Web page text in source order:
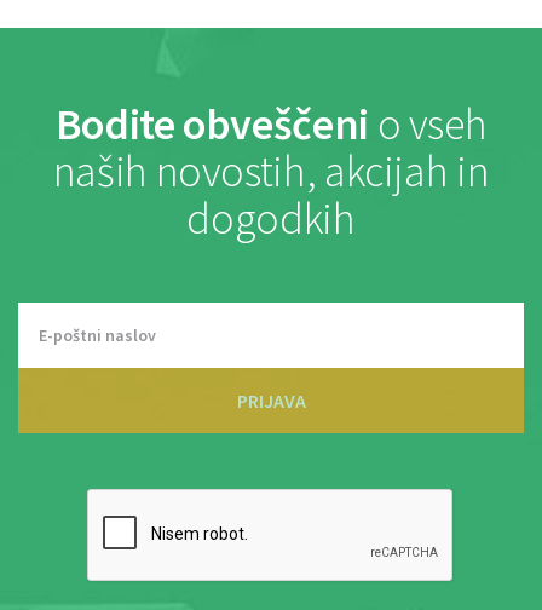
Bodite obveščeni o vseh
naših novostih, akcijah in
dogodkih
PRIJAVA